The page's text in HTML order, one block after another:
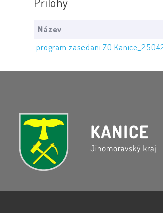
Název
program zasedani ZO